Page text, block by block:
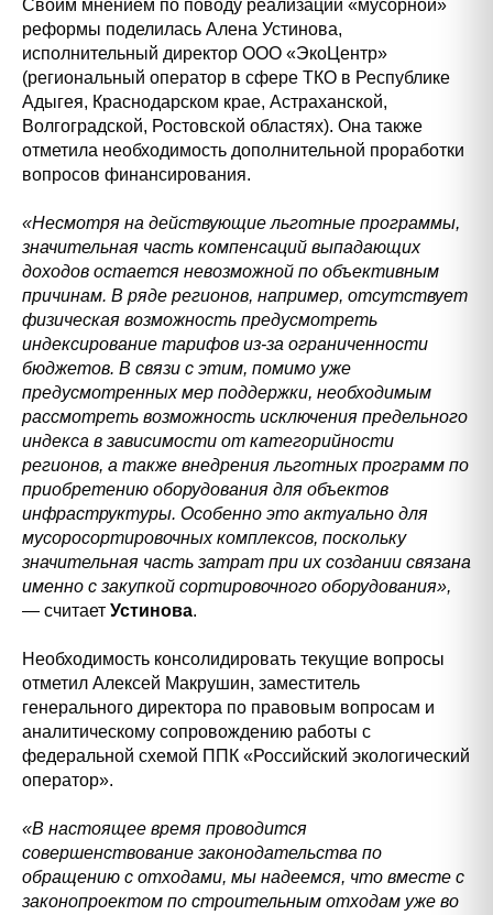
Своим мнением по поводу реализации «мусорной»
реформы поделилась Алена Устинова,
исполнительный директор ООО «ЭкоЦентр»
(региональный оператор в сфере ТКО в Республике
Адыгея, Краснодарском крае, Астраханской,
Волгоградской, Ростовской областях). Она также
отметила необходимость дополнительной проработки
вопросов финансирования.
«Несмотря на действующие льготные программы,
значительная часть компенсаций выпадающих
доходов остается невозможной по объективным
причинам. В ряде регионов, например, отсутствует
физическая возможность предусмотреть
индексирование тарифов из-за ограниченности
бюджетов. В связи с этим, помимо уже
предусмотренных мер поддержки, необходимым
рассмотреть возможность исключения предельного
индекса в зависимости от категорийности
регионов, а также внедрения льготных программ по
приобретению оборудования для объектов
инфраструктуры. Особенно это актуально для
мусоросортировочных комплексов, поскольку
значительная часть затрат при их создании связана
именно с закупкой сортировочного оборудования»,
— считает Устинова.
Необходимость консолидировать текущие вопросы
отметил Алексей Макрушин, заместитель
генерального директора по правовым вопросам и
аналитическому сопровождению работы с
федеральной схемой ППК «Российский экологический
оператор».
«В настоящее время проводится
совершенствование законодательства по
обращению с отходами, мы надеемся, что вместе с
законопроектом по строительным отходам уже во